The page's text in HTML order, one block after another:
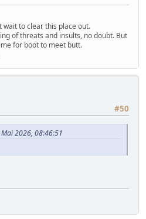
wait to clear this place out.
of threats and insults, no doubt. But
for boot to meet butt.
#50
2026, 08:46:51